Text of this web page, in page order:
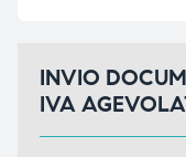
INVIO
IVA